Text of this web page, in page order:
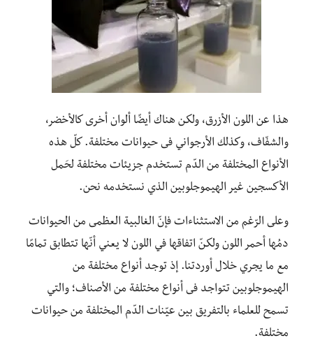
هذا عن اللون الأزرق، ولكـن هناك أيضًا ألوان أخرى كالأخضر،
والشفّاف، وكذلك الأرجواني فى حيوانات مختلفة. كلّ هذه
الأنواع المختلفة من الدّم تستخدم جزيئات مختلفة لحَمل
الأكسجين غير الهيموجلوبين الذي نستخدمه نحن.
وعلى الرّغم من الاستثناءات فإنّ الغالبية العظمى من الحيوانات
دمُها أحمر اللون ولكـنّ اتفاقها في اللون لا يعني أنّها تتطابق تمامًا
مع ما يجري خلال أوردتنا. إذ توجد أنواع مختلفة من
الهيموجلوبين تتواجد فى أنواع مختلفة من الأصناف؛ والتي
تسمح للعلماء بالتفريق بين عيّنات الدّم المختلفة من حيوانات
مختلفة.